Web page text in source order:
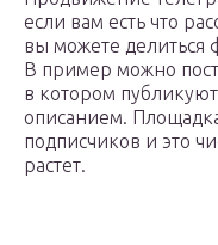
если вам есть что
вы можете делиться
В пример можно
в котором
описанием.
подписчиков и это
растет.